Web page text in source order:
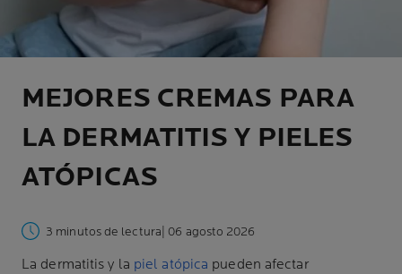
MEJORES CREMAS PARA
LA DERMATITIS Y PIELES
ATÓPICAS
3 minutos de lectura | 06 agosto 2026
La dermatitis y la piel atópica pueden afectar